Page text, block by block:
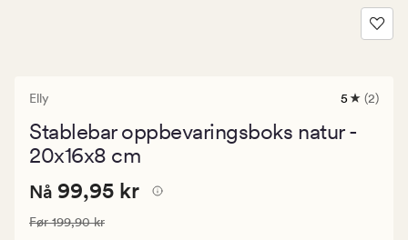
Elly
2
med
5 (2)
Stablebar oppbevaringsboks natur -
20x16x8 cm
Nåværende
99,95
Nåværende pris
Nå 99,95 kr
Vanlig pris 199,90 kr
Før199,90 kr